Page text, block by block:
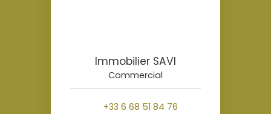
Immobilier SAVI
Commercial
+33 6 68 51 84 76